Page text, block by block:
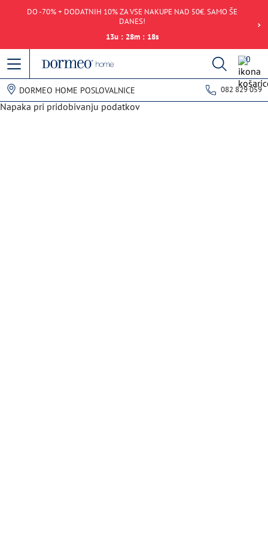
DO -70% + DODATNIH 10% ZA VSE NAKUPE NAD 50€. SAMO ŠE
DANES!
13u : 28m : 18s
0
DORMEO HOME POSLOVALNICE 082 829 059
Napaka pri pridobivanju podatkov